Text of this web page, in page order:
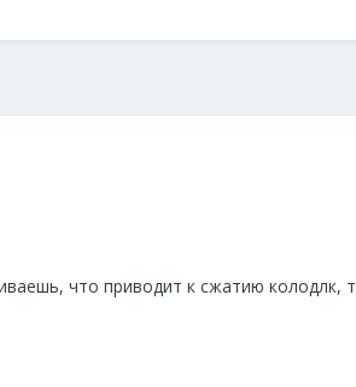
что приводит к сжатию колодлк,